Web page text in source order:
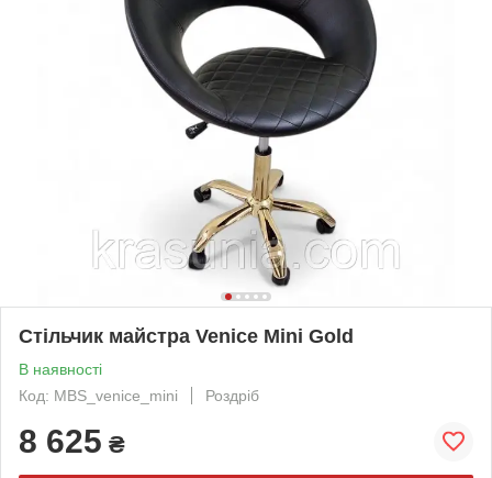
Стільчик майстра Venice Mini Gold
В наявності
Код: MBS_venice_mini
Роздріб
8 625 ₴